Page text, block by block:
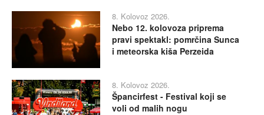
8. Kolovoz 2026.
Nebo 12. kolovoza priprema
pravi spektakl: pomrčina Sunca
i meteorska kiša Perzeida
8. Kolovoz 2026.
Špancirfest - Festival koji se
voli od malih nogu